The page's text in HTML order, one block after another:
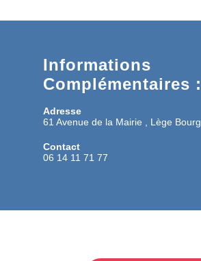
Informations
Complémentaires :
Adresse
61 Avenue de la Mairie , Lège Bourg
Contact
06 14 11 71 77